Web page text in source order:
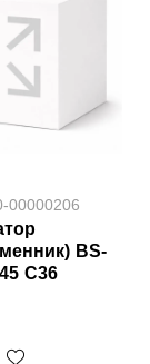
00000206
BS-
C36